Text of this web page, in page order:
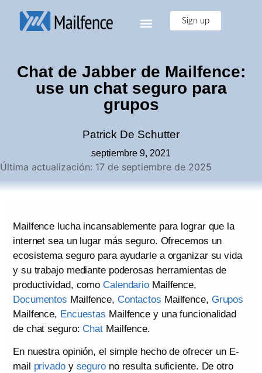
Sign up
Chat de Jabber de Mailfence:
use un chat seguro para
grupos
Patrick De Schutter
septiembre 9, 2021
Última actualización: 17 de septiembre de 2025
Mailfence lucha incansablemente para lograr que la
internet sea un lugar más seguro. Ofrecemos un
ecosistema seguro para ayudarle a organizar su vida
y su trabajo mediante poderosas herramientas de
productividad, como Calendario Mailfence,
Documentos Mailfence, Contactos Mailfence, Grupos
Mailfence, Encuestas Mailfence y una funcionalidad
de chat seguro: Chat Mailfence.
En nuestra opinión, el simple hecho de ofrecer un E-
mail privadoy segurono resulta suficiente. De otro